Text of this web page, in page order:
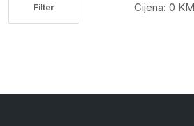
Filter Cijena: 0 KM